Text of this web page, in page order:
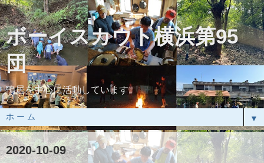
ボーイスカウト横浜第95
団
鴨居を中心に活動しています。
▼
2020-10-09